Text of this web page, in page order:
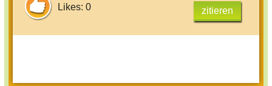
Likes: 0 zitieren